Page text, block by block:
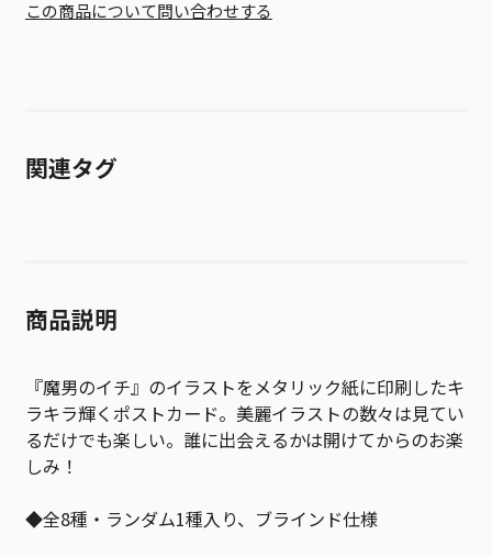
この商品について問い合わせする
関連タグ
商品説明
『魔男のイチ』のイラストをメタリック紙に印刷したキ
ラキラ輝くポストカード。美麗イラストの数々は見てい
るだけでも楽しい。誰に出会えるかは開けてからのお楽
しみ！
◆全8種・ランダム1種入り、ブラインド仕様